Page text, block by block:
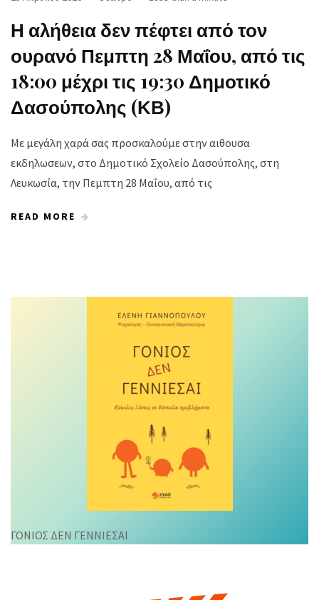
Η αλήθεια δεν πέφτει από τον
ουρανό Πεμπτη 28 Μαΐου, από τις
18:00 μέχρι τις 19:30 Δημοτικό
Δασούπολης (ΚΒ)
Με μεγάλη χαρά σας προσκαλούμε στην αιθουσα
εκδηλωσεων, στο Δημοτικό Σχολείο Δασούπολης, στη
Λευκωσία, την Πεμπτη 28 Μαΐου, από τις
READ MORE
ΓΟΝΙΟΣ ΔΕΝ ΓΕΝΝΙΕΣΑΙ